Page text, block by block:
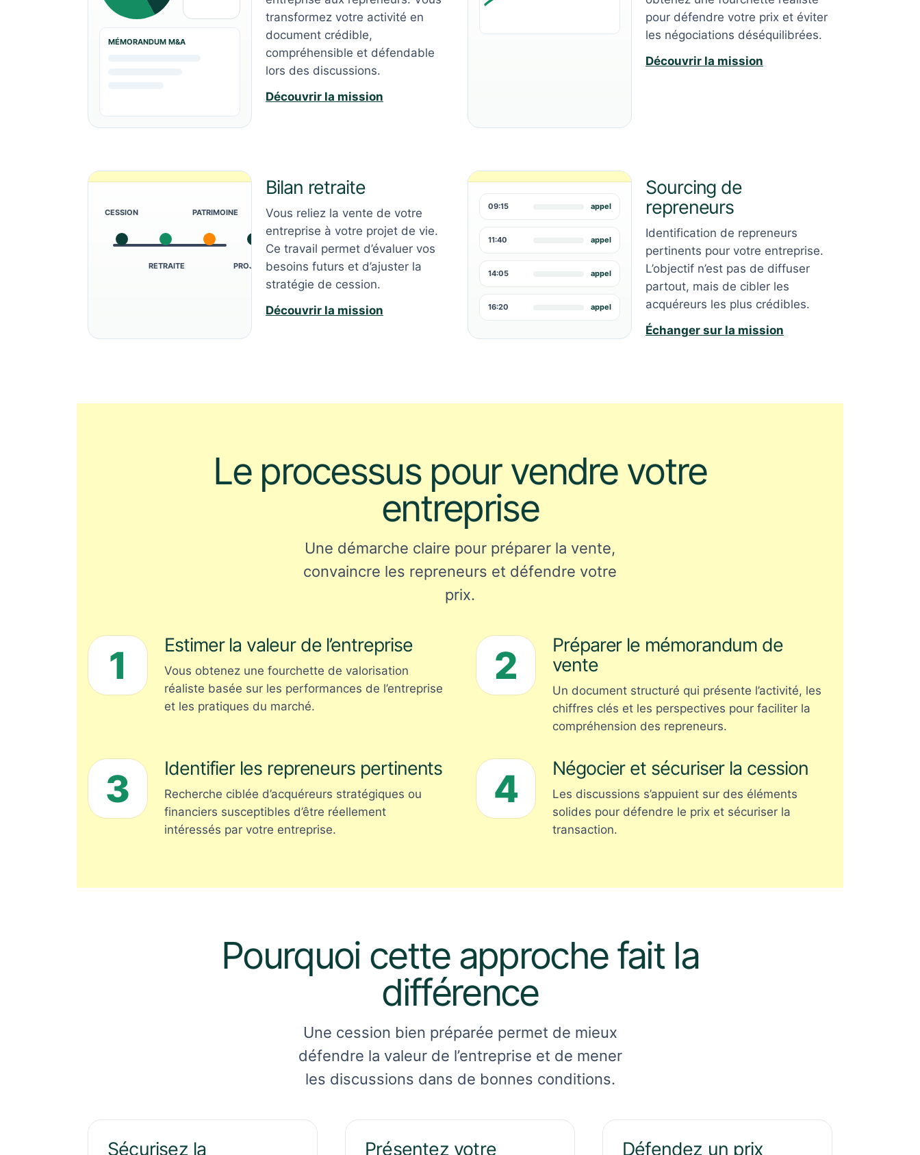
MÉMORANDUM M&A
transformez votre activité en
document crédible,
compréhensible et défendable
lors des discussions.
Découvrir la mission
pour défendre votre prix et éviter
les négociations déséquilibrées.
Découvrir la mission
CESSION
RETRAITE
PATRIMOINE
PROJECTION
Bilan retraite
Vous reliez la vente de votre
entreprise à votre projet de vie.
Ce travail permet d’évaluer vos
besoins futurs et d’ajuster la
stratégie de cession.
Découvrir la mission
09:15 appel
11:40 appel
14:05 appel
16:20 appel
Sourcing de
repreneurs
Identification de repreneurs
pertinents pour votre entreprise.
L’objectif n’est pas de diffuser
partout, mais de cibler les
acquéreurs les plus crédibles.
Échanger sur la mission
Le processus pour vendre votre
entreprise
Une démarche claire pour préparer la vente,
convaincre les repreneurs et défendre votre
prix.
1 Estimer la valeur de l’entreprise
Vous obtenez une fourchette de valorisation
réaliste basée sur les performances de l’entreprise
et les pratiques du marché.
2
Préparer le mémorandum de
vente
Un document structuré qui présente l’activité, les
chiffres clés et les perspectives pour faciliter la
compréhension des repreneurs.
3 Identifier les repreneurs pertinents
Recherche ciblée d’acquéreurs stratégiques ou
financiers susceptibles d’être réellement
intéressés par votre entreprise.
4 Négocier et sécuriser la cession
Les discussions s’appuient sur des éléments
solides pour défendre le prix et sécuriser la
transaction.
Pourquoi cette approche fait la
différence
Une cession bien préparée permet de mieux
défendre la valeur de l’entreprise et de mener
les discussions dans de bonnes conditions.
Sécurisez la Présentez votre Défendez un prix